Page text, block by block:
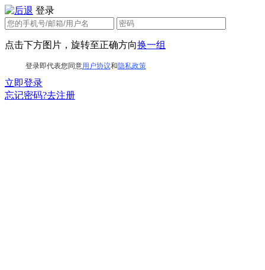
登录
点击下方图片，旋转至正确方向换一组
登录即代表您同意用户协议和隐私政策
立即登录
忘记密码?去注册